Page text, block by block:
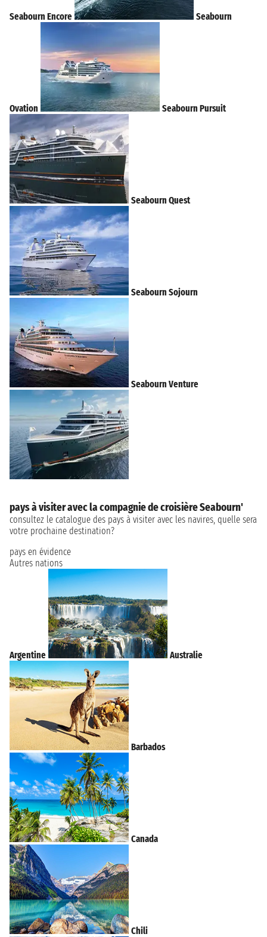
Seabourn Encore Seabourn
Ovation Seabourn Pursuit
Seabourn Quest
Seabourn Sojourn
Seabourn Venture
pays à visiter avec la compagnie de croisière Seabourn'
consultez le catalogue des pays à visiter avec les navires, quelle sera
votre prochaine destination?
pays en évidence
Autres nations
Argentine Australie
Barbados
Canada
Chili